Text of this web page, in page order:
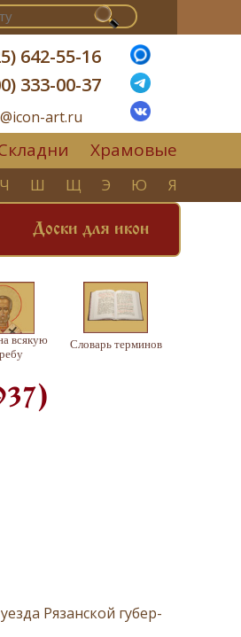
642-55-16
333-00-37
art.ru
Храмовые
Ч Ш Щ Э Ю Я
Доски для икон
всякую
Словарь терминов
Ря­зан­ской гу­бер­